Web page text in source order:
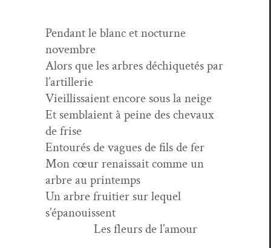
Pen­dant le blanc et noc­turne
novembre
Alors que les arbres déchi­quetés par
l’artillerie
Vieil­lis­saient encore sous la neige
Et sem­blaient à peine des chevaux
de frise
Entourés de vagues de fils de fer
Mon cœur renais­sait comme un
arbre au printemps
Un arbre fruiti­er sur lequel
s’épanouissent
Les fleurs de l’amour